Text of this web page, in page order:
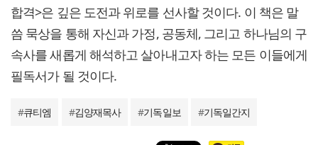
합격>은 깊은 도전과 위로를 선사할 것이다. 이 책은 말
씀 묵상을 통해 자신과 가정, 공동체, 그리고 하나님의 구
속사를 새롭게 해석하고 살아내고자 하는 모든 이들에게
필독서가 될 것이다.
#큐티엠 #김양재목사 #기독일보 #기독일간지